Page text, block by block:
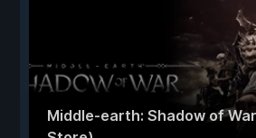
Middle-earth: Shadow of